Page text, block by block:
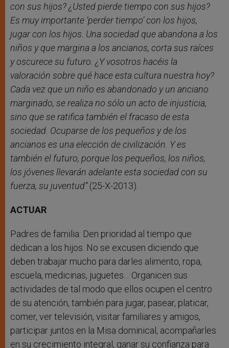
con sus hijos? ¿Usted pierde tiempo con sus hijos?
Es muy importante ‘perder tiempo’ con los hijos,
jugar con los hijos. Una sociedad que abandona a los
niños y que margina a los ancianos, corta sus raíces
y oscurece su futuro. ¿Y vosotros hacéis la
valoración sobre qué hace esta cultura nuestra hoy?
Cada vez que un niño es abandonado y un anciano
marginado, se realiza no sólo un acto de injusticia,
sino que se ratifica también el fracaso de esta
sociedad. Ocuparse de los pequeños y de los
ancianos es una elección de civilización. Y es
también el futuro, porque los pequeños, los niños,
los jóvenes llevarán adelante esta sociedad con su
fuerza, su juventud”(25-X-2013).
ACTUAR
Padres de familia: Den prioridad al tiempo que
dedican a los hijos. No se excusen diciendo que
deben trabajar mucho para darles alimento, ropa,
escuela, medicinas, juguetes… Organicen sus
actividades de tal modo que ellos ocupen el centro
de su atención, también para jugar, pasear, platicar,
comer, ver televisión, visitar familiares y amigos,
participar juntos en la Misa dominical, acompañarles
en su crecimiento integral, ganar su confianza para